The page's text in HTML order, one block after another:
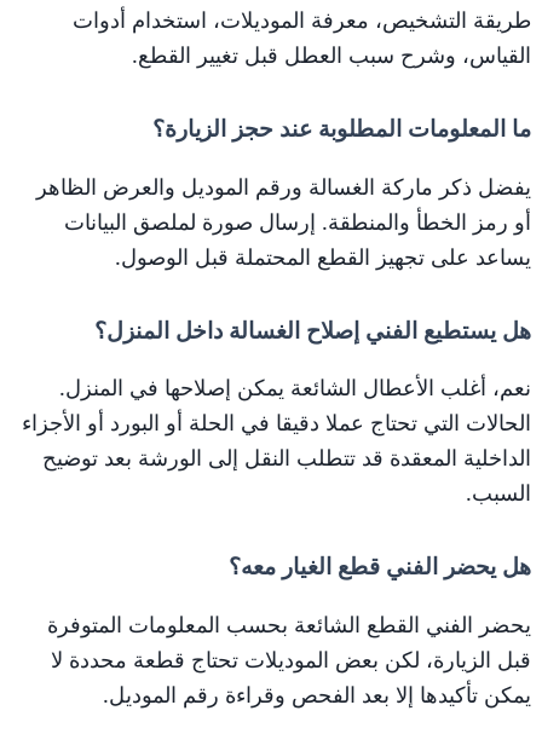
طريقة التشخيص، معرفة الموديلات، استخدام أدوات
القياس، وشرح سبب العطل قبل تغيير القطع.
ما المعلومات المطلوبة عند حجز الزيارة؟
يفضل ذكر ماركة الغسالة ورقم الموديل والعرض الظاهر
أو رمز الخطأ والمنطقة. إرسال صورة لملصق البيانات
يساعد على تجهيز القطع المحتملة قبل الوصول.
هل يستطيع الفني إصلاح الغسالة داخل المنزل؟
نعم، أغلب الأعطال الشائعة يمكن إصلاحها في المنزل.
الحالات التي تحتاج عملا دقيقا في الحلة أو البورد أو الأجزاء
الداخلية المعقدة قد تتطلب النقل إلى الورشة بعد توضيح
السبب.
هل يحضر الفني قطع الغيار معه؟
يحضر الفني القطع الشائعة بحسب المعلومات المتوفرة
قبل الزيارة، لكن بعض الموديلات تحتاج قطعة محددة لا
يمكن تأكيدها إلا بعد الفحص وقراءة رقم الموديل.